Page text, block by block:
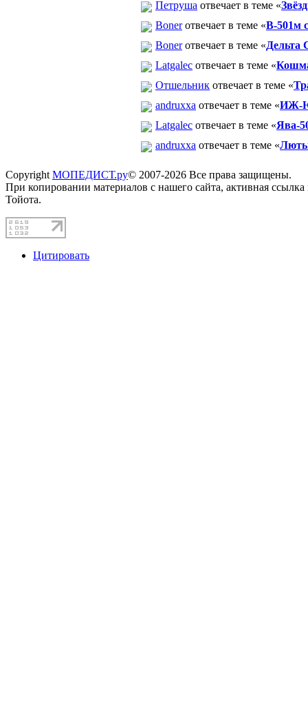
Петруша отвечает в теме «
Bonerотвечает в теме «В-501м
Bonerотвечает в теме «Дельта
Latgalec отвечает в теме «
Отшельник отвечает в теме «
andruxxa отвечает в теме «ИЖ-Ю
Latgalec отвечает в теме «Ява-
andruxxa отвечает в теме «
Copyright МОПЕДИСТ.ру© 2007-2026 Все права защищены.
При копировании материалов с нашего сайта, активная
Тойота.
Цитировать